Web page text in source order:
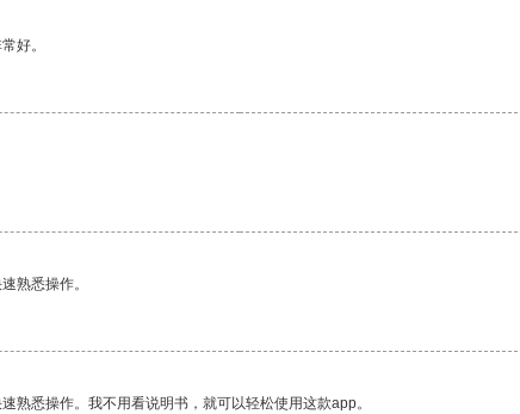
好。
熟悉操作。
熟悉操作。我不用看说明书，就可以轻松使用这款app。